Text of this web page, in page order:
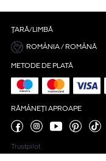
ȚARĂ/LIMBĂ
ROMÂNIA / ROMÂNĂ
METODE DE PLATĂ
RĂMÂNEȚI APROAPE
Trustpilot